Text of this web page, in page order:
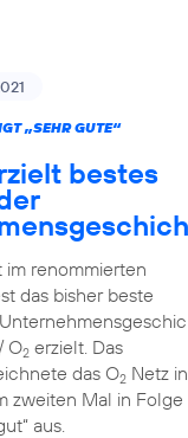
„SEHR GUTE“
bestes
renommierten
das bisher beste
O2erzielt. Das
das O2Netz in
zweiten Mal in Folge
aus.